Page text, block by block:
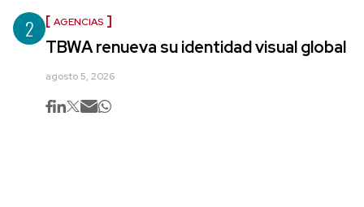
2 AGENCIAS
TBWA renueva su identidad visual global
agosto 5, 2026